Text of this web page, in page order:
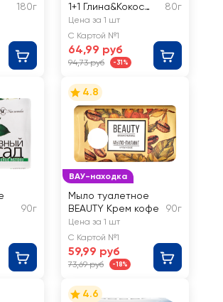
180г
1+1 Глина&Кокос
масло
80г
Цена за 1 шт
С Картой №1
64,99 руб
94,73 руб -31%
90г
ВАУ-находка
4.8
Мыло туалетное
BEAUTY Крем кофе
90г
Цена за 1 шт
С Картой №1
59,99 руб
73,69 руб -18%
4.6